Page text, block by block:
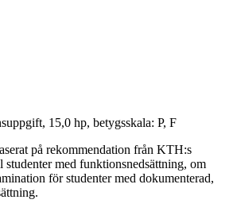
15,0 hp, betygsskala: P, F
på rekommendation från KTH:s
studenter med funktionsnedsättning, om
för studenter med dokumenterad,